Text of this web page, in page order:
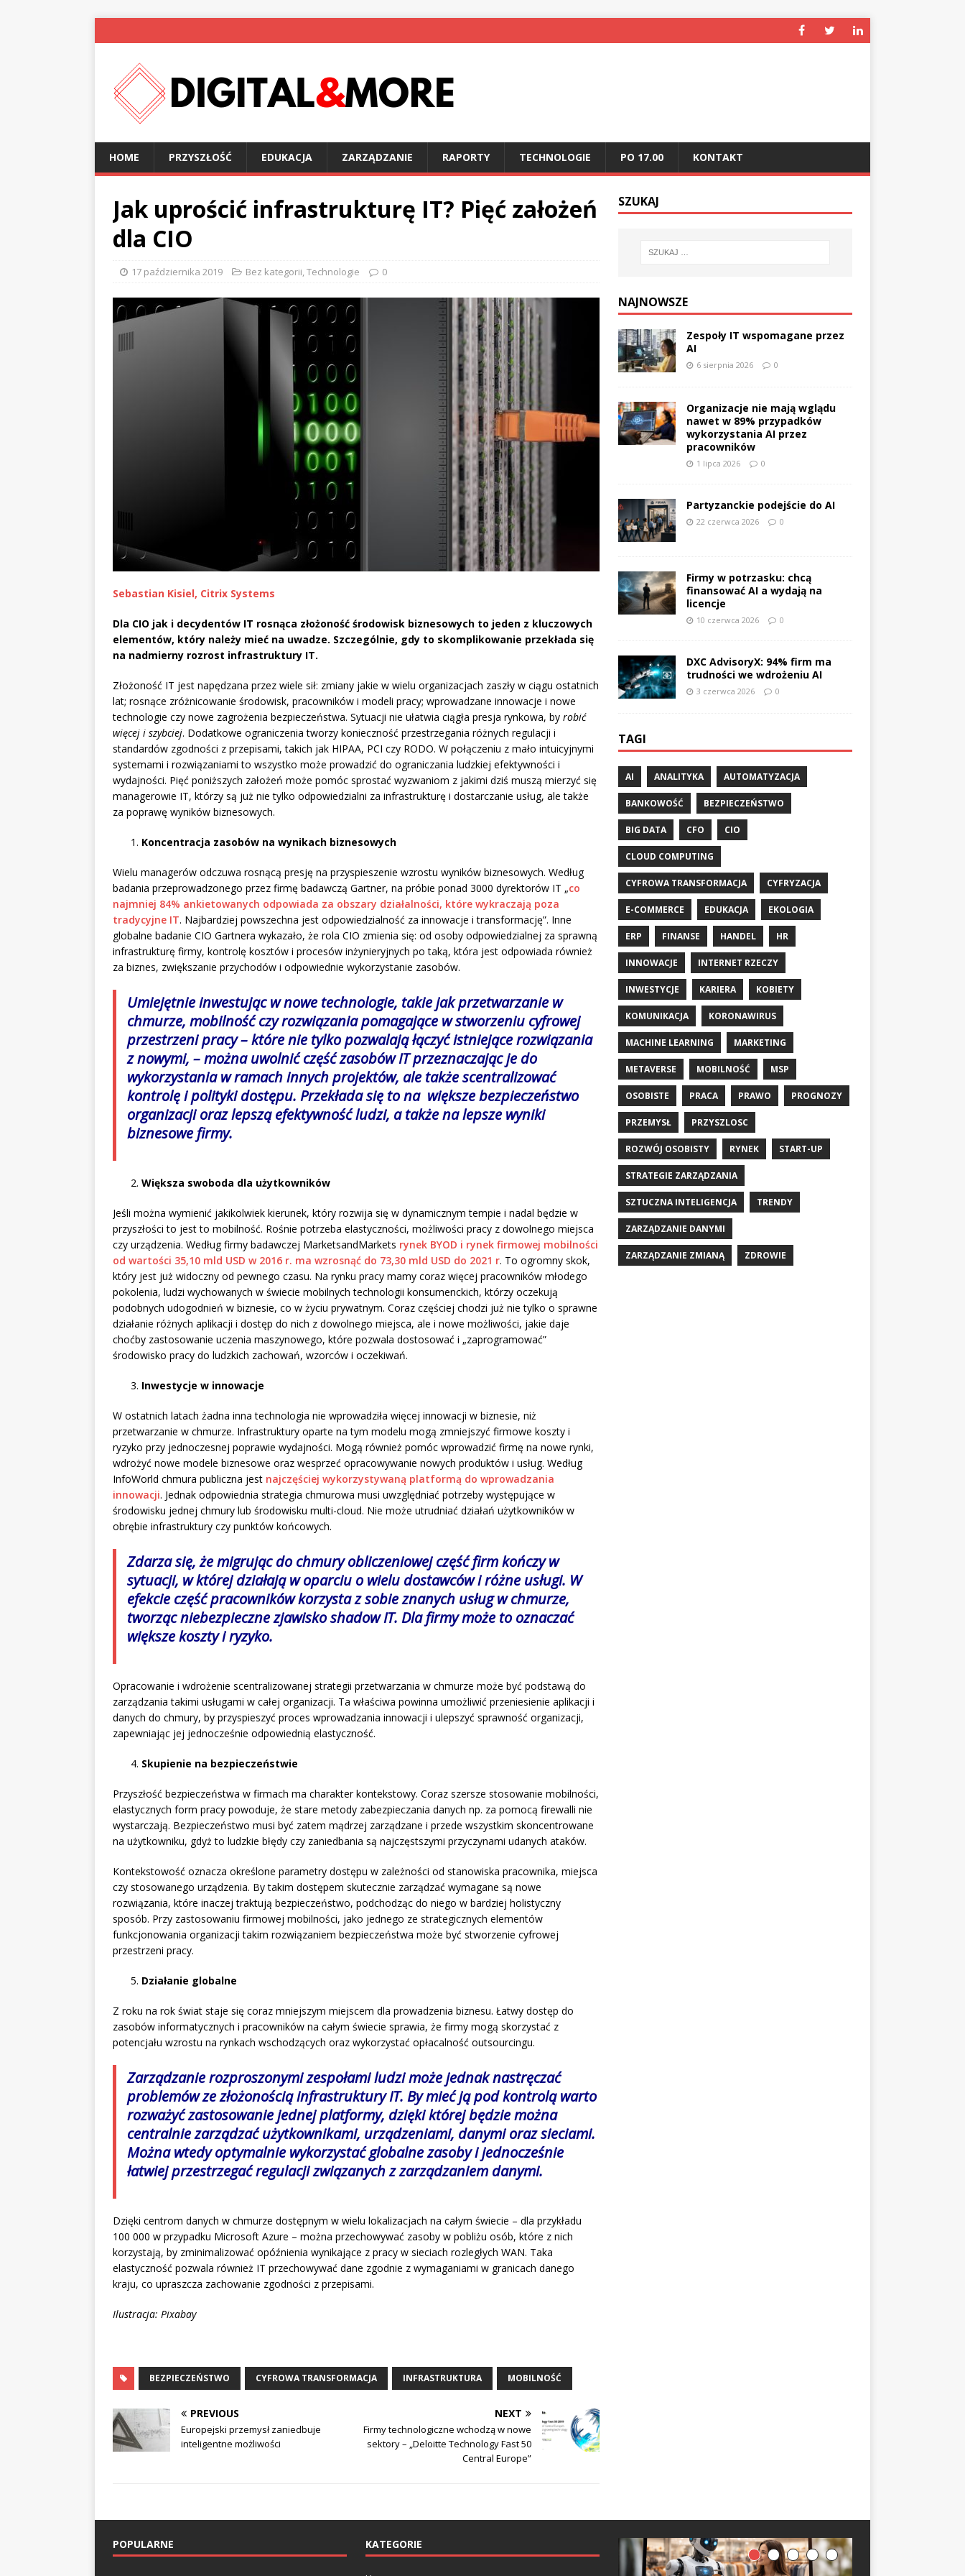
HOME PRZYSZŁOŚĆ EDUKACJA ZARZĄDZANIE RAPORTY TECHNOLOGIE PO 17.00 KONTAKT
Jak uprościć infrastrukturę IT? Pięć założeń
dla CIO
17 października 2019 Bez kategorii,Technologie 0
Sebastian Kisiel, Citrix Systems
Dla CIO jak i decydentów IT rosnąca złożoność środowisk biznesowych to jeden z kluczowych
elementów, który należy mieć na uwadze. Szczególnie, gdy to skomplikowanie przekłada się
na nadmierny rozrost infrastruktury IT.
Złożoność IT jest napędzana przez wiele sił: zmiany jakie w wielu organizacjach zaszły w ciągu ostatnich
lat; rosnące zróżnicowanie środowisk, pracowników i modeli pracy; wprowadzane innowacje i nowe
technologie czy nowe zagrożenia bezpieczeństwa. Sytuacji nie ułatwia ciągła presja rynkowa, by robić
więcej i szybciej. Dodatkowe ograniczenia tworzy konieczność przestrzegania różnych regulacji i
standardów zgodności z przepisami, takich jak HIPAA, PCI czy RODO. W połączeniu z mało intuicyjnymi
systemami i rozwiązaniami to wszystko może prowadzić do ograniczania ludzkiej efektywności i
wydajności. Pięć poniższych założeń może pomóc sprostać wyzwaniom z jakimi dziś muszą mierzyć się
managerowie IT, którzy są już nie tylko odpowiedzialni za infrastrukturę i dostarczanie usług, ale także
za poprawę wyników biznesowych.
Koncentracja zasobów na wynikach biznesowych
Wielu managerów odczuwa rosnącą presję na przyspieszenie wzrostu wyników biznesowych. Według
badania przeprowadzonego przez firmę badawczą Gartner, na próbie ponad 3000 dyrektorów IT „co
najmniej 84% ankietowanych odpowiada za obszary działalności, które wykraczają poza
tradycyjne IT. Najbardziej powszechna jest odpowiedzialność za innowacje i transformację”. Inne
globalne badanie CIO Gartnera wykazało, że rola CIO zmienia się: od osoby odpowiedzialnej za sprawną
infrastrukturę firmy, kontrolę kosztów i procesów inżynieryjnych po taką, która jest odpowiada również
za biznes, zwiększanie przychodów i odpowiednie wykorzystanie zasobów.
Umiejętnie inwestując w nowe technologie, takie jak przetwarzanie w
chmurze, mobilność czy rozwiązania pomagające w stworzeniu cyfrowej
przestrzeni pracy – które nie tylko pozwalają łączyć istniejące rozwiązania
z nowymi, – można uwolnić część zasobów IT przeznaczając je do
wykorzystania w ramach innych projektów, ale także scentralizować
kontrolę i polityki dostępu. Przekłada się to na większe bezpieczeństwo
organizacji oraz lepszą efektywność ludzi, a także na lepsze wyniki
biznesowe firmy.
Większa swoboda dla użytkowników
Jeśli można wymienić jakikolwiek kierunek, który rozwija się w dynamicznym tempie i nadal będzie w
przyszłości to jest to mobilność. Rośnie potrzeba elastyczności, możliwości pracy z dowolnego miejsca
czy urządzenia. Według firmy badawczej MarketsandMarkets rynek BYOD i rynek firmowej mobilności
od wartości 35,10 mld USD w 2016 r. ma wzrosnąć do 73,30 mld USD do 2021 r. To ogromny skok,
który jest już widoczny od pewnego czasu. Na rynku pracy mamy coraz więcej pracowników młodego
pokolenia, ludzi wychowanych w świecie mobilnych technologii konsumenckich, którzy oczekują
podobnych udogodnień w biznesie, co w życiu prywatnym. Coraz częściej chodzi już nie tylko o sprawne
działanie różnych aplikacji i dostęp do nich z dowolnego miejsca, ale i nowe możliwości, jakie daje
choćby zastosowanie uczenia maszynowego, które pozwala dostosować i „zaprogramować”
środowisko pracy do ludzkich zachowań, wzorców i oczekiwań.
Inwestycje w innowacje
W ostatnich latach żadna inna technologia nie wprowadziła więcej innowacji w biznesie, niż
przetwarzanie w chmurze. Infrastruktury oparte na tym modelu mogą zmniejszyć firmowe koszty i
ryzyko przy jednoczesnej poprawie wydajności. Mogą również pomóc wprowadzić firmę na nowe rynki,
wdrożyć nowe modele biznesowe oraz wesprzeć opracowywanie nowych produktów i usług. Według
InfoWorld chmura publiczna jest najczęściej wykorzystywaną platformą do wprowadzania
innowacji. Jednak odpowiednia strategia chmurowa musi uwzględniać potrzeby występujące w
środowisku jednej chmury lub środowisku multi-cloud. Nie może utrudniać działań użytkowników w
obrębie infrastruktury czy punktów końcowych.
Zdarza się, że migrując do chmury obliczeniowej część firm kończy w
sytuacji, w której działają w oparciu o wielu dostawców i różne usługi. W
efekcie część pracowników korzysta z sobie znanych usług w chmurze,
tworząc niebezpieczne zjawisko shadow IT. Dla firmy może to oznaczać
większe koszty i ryzyko.
Opracowanie i wdrożenie scentralizowanej strategii przetwarzania w chmurze może być podstawą do
zarządzania takimi usługami w całej organizacji. Ta właściwa powinna umożliwić przeniesienie aplikacji i
danych do chmury, by przyspieszyć proces wprowadzania innowacji i ulepszyć sprawność organizacji,
zapewniając jej jednocześnie odpowiednią elastyczność.
Skupienie na bezpieczeństwie
Przyszłość bezpieczeństwa w firmach ma charakter kontekstowy. Coraz szersze stosowanie mobilności,
elastycznych form pracy powoduje, że stare metody zabezpieczania danych np. za pomocą firewalli nie
wystarczają. Bezpieczeństwo musi być zatem mądrzej zarządzane i przede wszystkim skoncentrowane
na użytkowniku, gdyż to ludzkie błędy czy zaniedbania są najczęstszymi przyczynami udanych ataków.
Kontekstowość oznacza określone parametry dostępu w zależności od stanowiska pracownika, miejsca
czy stosowanego urządzenia. By takim dostępem skutecznie zarządzać wymagane są nowe
rozwiązania, które inaczej traktują bezpieczeństwo, podchodząc do niego w bardziej holistyczny
sposób. Przy zastosowaniu firmowej mobilności, jako jednego ze strategicznych elementów
funkcjonowania organizacji takim rozwiązaniem bezpieczeństwa może być stworzenie cyfrowej
przestrzeni pracy.
Działanie globalne
Z roku na rok świat staje się coraz mniejszym miejscem dla prowadzenia biznesu. Łatwy dostęp do
zasobów informatycznych i pracowników na całym świecie sprawia, że firmy mogą skorzystać z
potencjału wzrostu na rynkach wschodzących oraz wykorzystać opłacalność outsourcingu.
Zarządzanie rozproszonymi zespołami ludzi może jednak nastręczać
problemów ze złożonością infrastruktury IT. By mieć ją pod kontrolą warto
rozważyć zastosowanie jednej platformy, dzięki której będzie można
centralnie zarządzać użytkownikami, urządzeniami, danymi oraz sieciami.
Można wtedy optymalnie wykorzystać globalne zasoby i jednocześnie
łatwiej przestrzegać regulacji związanych z zarządzaniem danymi.
Dzięki centrom danych w chmurze dostępnym w wielu lokalizacjach na całym świecie – dla przykładu
100 000 w przypadku Microsoft Azure – można przechowywać zasoby w pobliżu osób, które z nich
korzystają, by zminimalizować opóźnienia wynikające z pracy w sieciach rozległych WAN. Taka
elastyczność pozwala również IT przechowywać dane zgodnie z wymaganiami w granicach danego
kraju, co upraszcza zachowanie zgodności z przepisami.
Ilustracja: Pixabay
BEZPIECZEŃSTWO CYFROWA TRANSFORMACJA INFRASTRUKTURA MOBILNOŚĆ
PREVIOUS
Europejski przemysł zaniedbuje
inteligentne możliwości
NEXT
Firmy technologiczne wchodzą w nowe
sektory – „Deloitte Technology Fast 50
Central Europe”
SZUKAJ
NAJNOWSZE
Zespoły IT wspomagane przez
AI
6 sierpnia 2026 0
Organizacje nie mają wglądu
nawet w 89% przypadków
wykorzystania AI przez
pracowników
1 lipca 2026 0
Partyzanckie podejście do AI
22 czerwca 2026 0
Firmy w potrzasku: chcą
finansować AI a wydają na
licencje
10 czerwca 2026 0
DXC AdvisoryX: 94% firm ma
trudności we wdrożeniu AI
3 czerwca 2026 0
TAGI
AI ANALITYKA AUTOMATYZACJA
BANKOWOŚĆ BEZPIECZEŃSTWO
BIG DATA CFO CIO
CLOUD COMPUTING
CYFROWA TRANSFORMACJA CYFRYZACJA
E-COMMERCE EDUKACJA EKOLOGIA
ERP FINANSE HANDEL HR
INNOWACJE INTERNET RZECZY
INWESTYCJE KARIERA KOBIETY
KOMUNIKACJA KORONAWIRUS
MACHINE LEARNING MARKETING
METAVERSE MOBILNOŚĆ MSP
OSOBISTE PRACA PRAWO PROGNOZY
PRZEMYSŁ PRZYSZLOSC
ROZWÓJ OSOBISTY RYNEK START-UP
STRATEGIE ZARZĄDZANIA
SZTUCZNA INTELIGENCJA TRENDY
ZARZĄDZANIE DANYMI
ZARZĄDZANIE ZMIANĄ ZDROWIE
POPULARNE KATEGORIE